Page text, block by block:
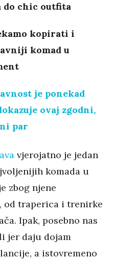
chic outfita
kopirati i
komad u
je ponekad
ovaj zgodni,
par
vjerojatno je jedan
komada u
zbog njene
od traperica i trenirke
Ipak, posebno nas
jer daju dojam
a istovremeno